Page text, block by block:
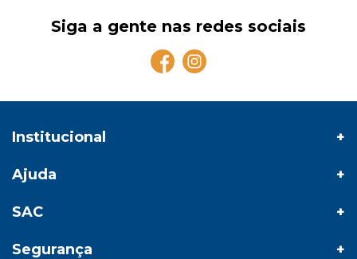
Siga a gente nas redes sociais
Institucional
Ajuda
SAC
Segurança